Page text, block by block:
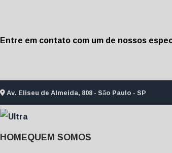
Entre em contato com um de nossos
Av. Eliseu de Almeida, 808 - São Paulo - SP
HOME QUEM SOMOS